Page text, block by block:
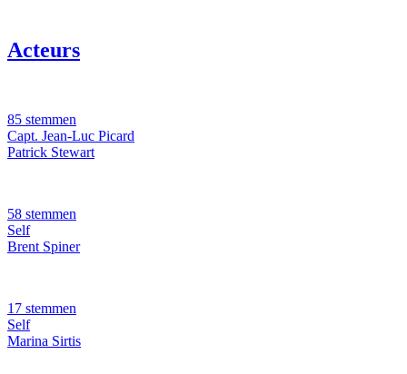
Acteurs
85 stemmen
Capt. Jean-Luc Picard
Patrick Stewart
58 stemmen
Self
Brent Spiner
17 stemmen
Self
Marina Sirtis